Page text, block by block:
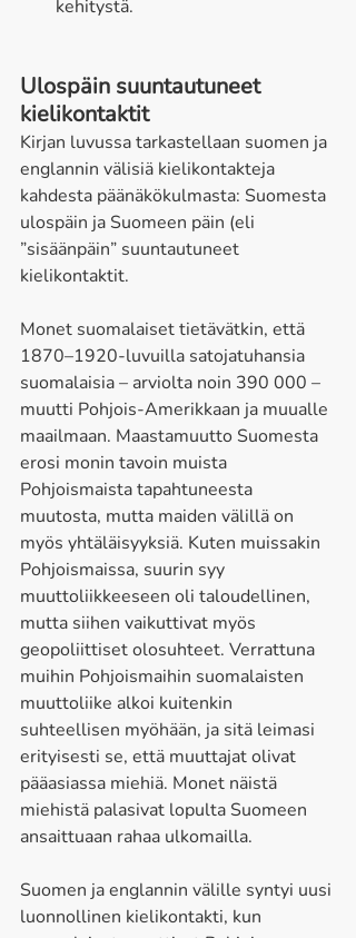
kehitystä.
Ulospäin suuntautuneet
kielikontaktit
Kirjan luvussa tarkastellaan suomen ja
englannin välisiä kielikontakteja
kahdesta päänäkökulmasta: Suomesta
ulospäin ja Suomeen päin (eli
”sisäänpäin” suuntautuneet
kielikontaktit.
Monet suomalaiset tietävätkin, että
1870–1920-luvuilla satojatuhansia
suomalaisia – arviolta noin 390 000 –
muutti Pohjois-Amerikkaan ja muualle
maailmaan. Maastamuutto Suomesta
erosi monin tavoin muista
Pohjoismaista tapahtuneesta
muutosta, mutta maiden välillä on
myös yhtäläisyyksiä. Kuten muissakin
Pohjoismaissa, suurin syy
muuttoliikkeeseen oli taloudellinen,
mutta siihen vaikuttivat myös
geopoliittiset olosuhteet. Verrattuna
muihin Pohjoismaihin suomalaisten
muuttoliike alkoi kuitenkin
suhteellisen myöhään, ja sitä leimasi
erityisesti se, että muuttajat olivat
pääasiassa miehiä. Monet näistä
miehistä palasivat lopulta Suomeen
ansaittuaan rahaa ulkomailla.
Suomen ja englannin välille syntyi uusi
luonnollinen kielikontakti, kun